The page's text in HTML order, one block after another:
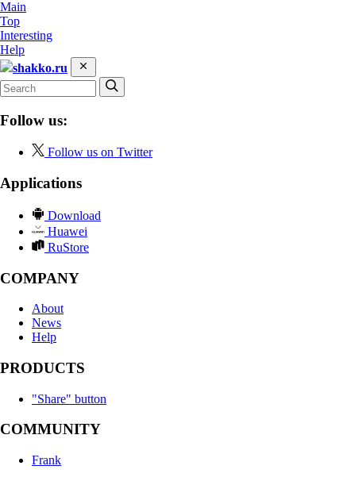
Main
Top
Interesting
Help
shakko.ru
Follow us:
Follow us on Twitter
Applications
Download
Huawei
RuStore
COMPANY
About
News
Help
PRODUCTS
"Share" button
COMMUNITY
Frank